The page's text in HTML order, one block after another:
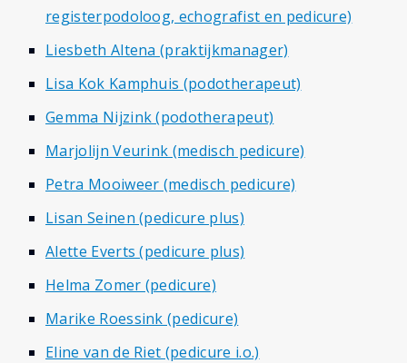
registerpodoloog, echografist en pedicure)
Liesbeth Altena (praktijkmanager)
Lisa Kok Kamphuis (podotherapeut)
Gemma Nijzink (podotherapeut)
Marjolijn Veurink (medisch pedicure)
Petra Mooiweer (medisch pedicure)
Lisan Seinen (pedicure plus)
Alette Everts (pedicure plus)
Helma Zomer (pedicure)
Marike Roessink (pedicure)
Eline van de Riet (pedicure i.o.)